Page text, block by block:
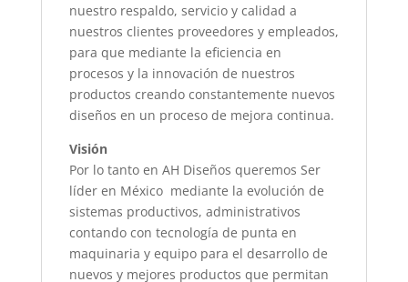
nuestro respaldo, servicio y calidad a
nuestros clientes proveedores y empleados,
para que mediante la eficiencia en
procesos y la innovación de nuestros
productos creando constantemente nuevos
diseños en un proceso de mejora continua.
Visión
Por lo tanto en AH Diseños queremos Ser
líder en México mediante la evolución de
sistemas productivos, administrativos
contando con tecnología de punta en
maquinaria y equipo para el desarrollo de
nuevos y mejores productos que permitan